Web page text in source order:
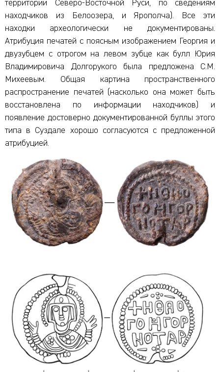
территории Северо-Восточной Руси, по сведениям
находчиков из Белоозера, и Ярополча). Все эти
находки археологически не документированы.
Атрибуция печатей с поясным изображением Георгия и
двузубцем с отрогом на левом зубце как булл Юрия
Владимировича Долгорукого была предложена С.М.
Михеевым. Общая картина пространственного
распространение печатей (насколько она может быть
восстановлена по информации находчиков) и
появление достоверно документированной буллы этого
типа в Суздале хорошо согласуются с предложенной
атрибуцией.